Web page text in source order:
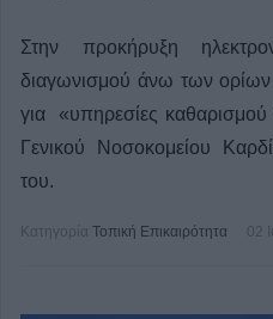
Στην προκήρυξη
διαγωνισμού άνω των
για «υπηρεσίες καθαρισμού
Γενικού Νοσοκομείου
του.
Κατηγορία Τοπική Επικαιρότητα 02